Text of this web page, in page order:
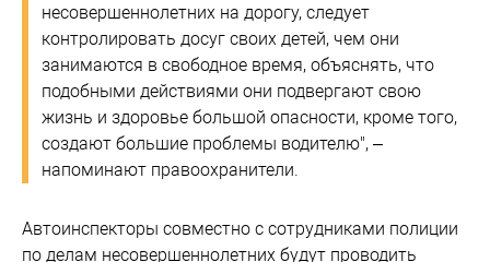
несовершеннолетних на дорогу, следует
контролировать досуг своих детей, чем они
занимаются в свободное время, объяснять, что
подобными действиями они подвергают свою
жизнь и здоровье большой опасности, кроме того,
создают большие проблемы водителю", –
напоминают правоохранители.
Автоинспекторы совместно с сотрудниками полиции
по делам несовершеннолетних будут проводить